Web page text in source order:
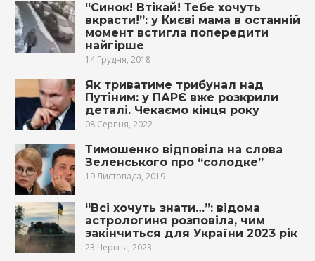
“Синок! Втікай! Тебе хочуть
вкрасти!”: у Києві мама в останній
момент встигла попередити
найгірше
14 Грудня, 2018
Як триватиме трибунал над
Путіним: у ПАРЄ вже розкрили
деталі. Чекаємо кінця року
08 Серпня, 2022
Тимошенко відповіла на слова
Зеленського про “солодке”
19 Листопада, 2019
“Всі хочуть знати…”: відома
астрологиня розповіла, чим
закінчиться для України 2023 рік
23 Червня, 2023